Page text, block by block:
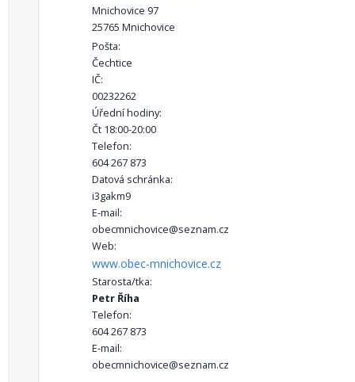
Mnichovice 97
25765 Mnichovice
Pošta:
Čechtice
IČ:
00232262
Úřední hodiny:
Čt 18:00-20:00
Telefon:
604 267 873
Datová schránka:
i3gakm9
E-mail:
obecmnichovice@seznam.cz
Web:
www.obec-mnichovice.cz
Starosta/tka:
Petr Říha
Telefon:
604 267 873
E-mail:
obecmnichovice@seznam.cz